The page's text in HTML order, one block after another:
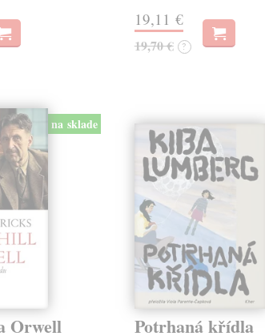
19,11 €
19,70 € ?
na sklade
Orwell Potrhaná křídla